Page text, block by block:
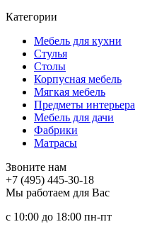
Категории
Мебель для кухни
Стулья
Столы
Корпусная мебель
Мягкая мебель
Предметы интерьера
Мебель для дачи
Фабрики
Матраcы
Звоните нам
+7 (495) 445-30-18
Мы работаем для Вас
с 10:00 до 18:00 пн-пт